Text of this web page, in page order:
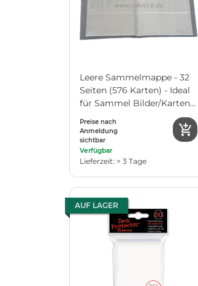
Leere Sammelmappe - 32
Seiten (576 Karten) - Ideal
für Sammel Bilder/Karten -
Preise nach
Anmeldung
sichtbar
Verfügbar
Lieferzeit: > 3 Tage
AUF LAGER